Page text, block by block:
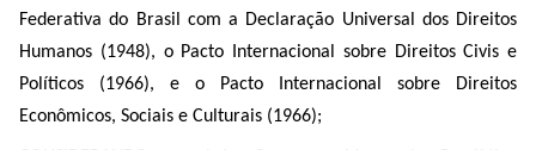
Federativa do Brasil com a Declaração Universal dos Direitos
Humanos (1948), o Pacto Internacional sobre Direitos Civis e
Políticos (1966), e o Pacto Internacional sobre Direitos
Econômicos, Sociais e Culturais (1966);